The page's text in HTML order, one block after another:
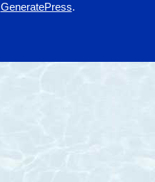
GeneratePress.